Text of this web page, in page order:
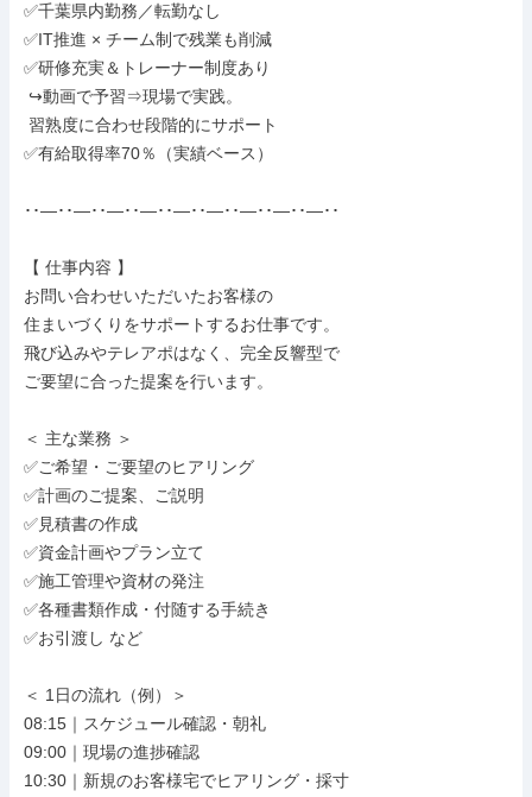
✅千葉県内勤務／転勤なし
✅IT推進 × チーム制で残業も削減
✅研修充実＆トレーナー制度あり
✅有給取得率70％（実績ベース）
･･―･･―･･―･･―･･―･･―･･―･･―･･―･･
【 仕事内容 】
お問い合わせいただいたお客様の
住まいづくりをサポートするお仕事です。
飛び込みやテレアポはなく、完全反響型で
ご要望に合った提案を行います。
＜ 主な業務 ＞
✅ご希望・ご要望のヒアリング
✅計画のご提案、ご説明
✅見積書の作成
✅資金計画やプラン立て
✅施工管理や資材の発注
✅各種書類作成・付随する手続き
✅お引渡し など
＜ 1日の流れ（例）＞
08:15｜スケジュール確認・朝礼
09:00｜現場の進捗確認
10:30｜新規のお客様宅でヒアリング・採寸